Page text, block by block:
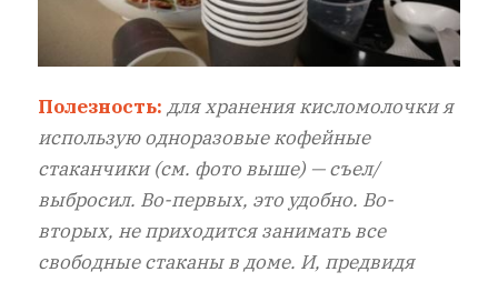
Полезность: для хранения кисломолочки я
использую одноразовые кофейные
стаканчики (см. фото выше) — съел/
выбросил. Во-первых, это удобно. Во-
вторых, не приходится занимать все
свободные стаканы в доме. И, предвидя